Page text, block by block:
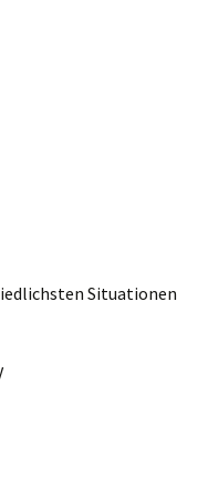
Situationen